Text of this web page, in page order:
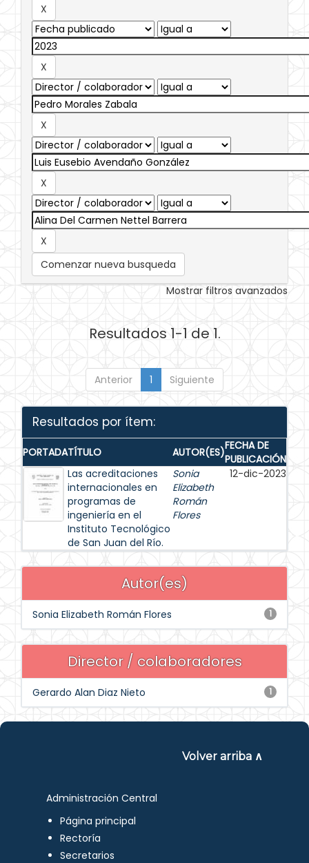
Comenzar nueva busqueda
Mostrar filtros avanzados
Resultados 1-1 de 1.
Anterior 1 Siguiente
Resultados por ítem:
PORTADATÍTULO AUTOR(ES)FECHA DE
PUBLICACIÓN
Las acreditaciones
internacionales en
programas de
ingeniería en el
Instituto Tecnológico
de San Juan del Río.
Sonia
Elizabeth
Román
Flores
12-dic-2023
Autor(es)
1
Sonia Elizabeth Román Flores
Director / colaboradores
1
Gerardo Alan Diaz Nieto
Volver arriba ∧
Administración Central
Página principal
Rectoría
Secretarios